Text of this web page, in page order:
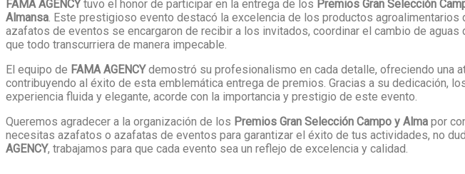
FAMA AGENCYtuvo el honor de participar en la entrega de los Premios Gran Selección
Almansa . Este prestigioso evento destacó la excelencia de los productos agroalimentarios
azafatos de eventos se encargaron de recibir a los invitados, coordinar el cambio de aguas
que todo transcurriera de manera impecable.
El equipo de FAMA AGENCYdemostró su profesionalismo en cada detalle, ofreciendo una
contribuyendo al éxito de esta emblemática entrega de premios. Gracias a su dedicación,
experiencia fluida y elegante, acorde con la importancia y prestigio de este evento.
Queremos agradecer a la organización de los Premios Gran Selección Campo y Alma por
necesitas azafatos o azafatas de eventos para garantizar el éxito de tus actividades, no
AGENCY, trabajamos para que cada evento sea un reflejo de excelencia y calidad.